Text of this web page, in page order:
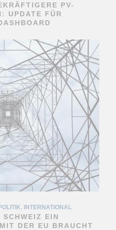
PV-
UPDATE FÜR
, INTERNATIONAL
SCHWEIZ EIN
DER EU BRAUCHT
,ENERGIEWIRTSCHAFT
,FEATURED ,GASTBEITRAG